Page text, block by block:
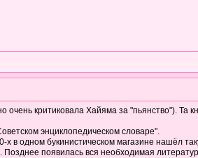
критиковала Хайяма за "пьянство"). Та
энциклопедическом словаре".
одном букинистическом магазине нашёл
появилась вся необходимая